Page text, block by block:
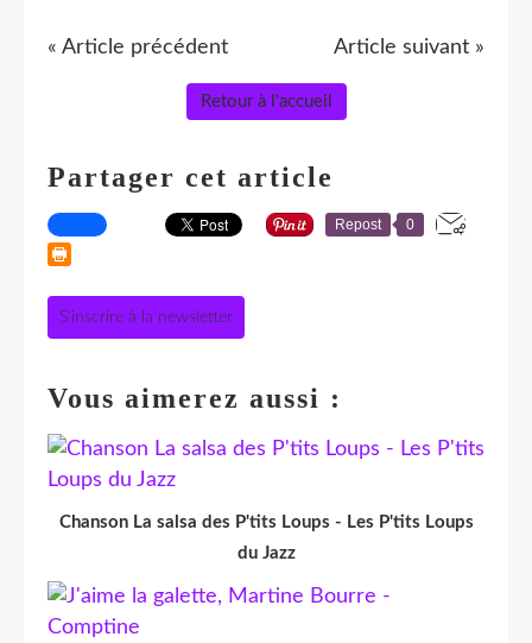
« Article précédent Article suivant »
Retour à l'accueil
Partager cet article
Repost 0
S'inscrire à la newsletter
Vous aimerez aussi :
Chanson La salsa des P'tits Loups - Les P'tits Loups
du Jazz